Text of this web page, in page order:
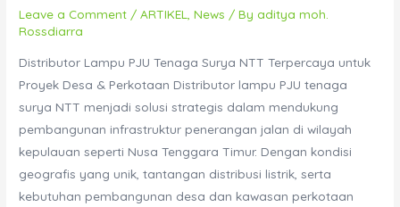
Leave a Comment /ARTIKEL ,News / Byaditya moh.
Rossdiarra
Distributor Lampu PJU Tenaga Surya NTT Terpercaya untuk
Proyek Desa & Perkotaan Distributor lampu PJU tenaga
surya NTT menjadi solusi strategis dalam mendukung
pembangunan infrastruktur penerangan jalan di wilayah
kepulauan seperti Nusa Tenggara Timur. Dengan kondisi
geografis yang unik, tantangan distribusi listrik, serta
kebutuhan pembangunan desa dan kawasan perkotaan